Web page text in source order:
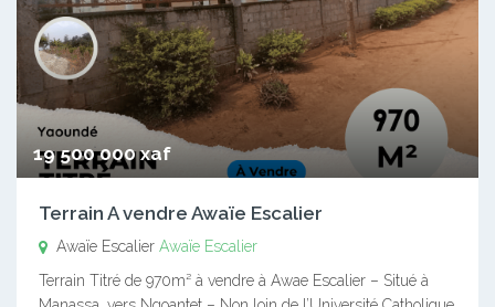
19 500 000 xaf
Terrain A vendre Awaïe Escalier
Awaïe Escalier Awaïe Escalier
Terrain Titré de 970m² à vendre à Awae Escalier – Situé à